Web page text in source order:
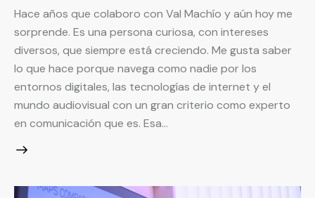
Hace años que colaboro con Val Machío y aún hoy me
sorprende. Es una persona curiosa, con intereses
diversos, que siempre está creciendo. Me gusta saber
lo que hace porque navega como nadie por los
entornos digitales, las tecnologías de internet y el
mundo audiovisual con un gran criterio como experto
en comunicación que es. Esa…